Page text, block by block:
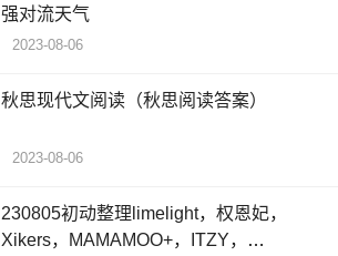
强对流天气
2023-08-06
秋思现代文阅读（秋思阅读答案）
2023-08-06
230805初动整理limelight，权恩妃，
Xikers，MAMAMOO+，ITZY，